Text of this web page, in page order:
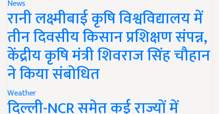
News
रानी लक्ष्मीबाई कृषि विश्वविद्यालय में
तीन दिवसीय किसान प्रशिक्षण संपन्न,
केंद्रीय कृषि मंत्री शिवराज सिंह चौहान
ने किया संबोधित
Weather
दिल्ली-NCR समेत कई राज्यों में